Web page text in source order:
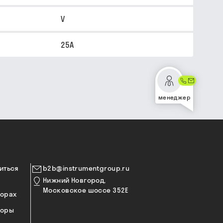
V
25A
менеджер
b2b@instrumentgroup.ru
Нижний Новгород,
Московское шоссе 352Е